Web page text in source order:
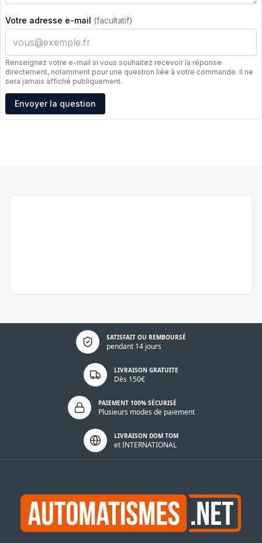
Votre adresse e-mail (facultatif)
Renseignez votre e-mail si vous souhaitez recevoir la réponse
directement, notamment pour une question liée à votre commande. Il ne
sera jamais affiché publiquement.
Adresse e-mail
Envoyer la question
SATISFAIT OU REMBOURSÉ
pendant 14 jours
Politique de confidentialité
LIVRAISON GRATUITE
Dès 150€
PAIEMENT 100% SÉCURISÉ
Plusieurs modes de paiement
LIVRAISON DOM TOM
et INTERNATIONAL